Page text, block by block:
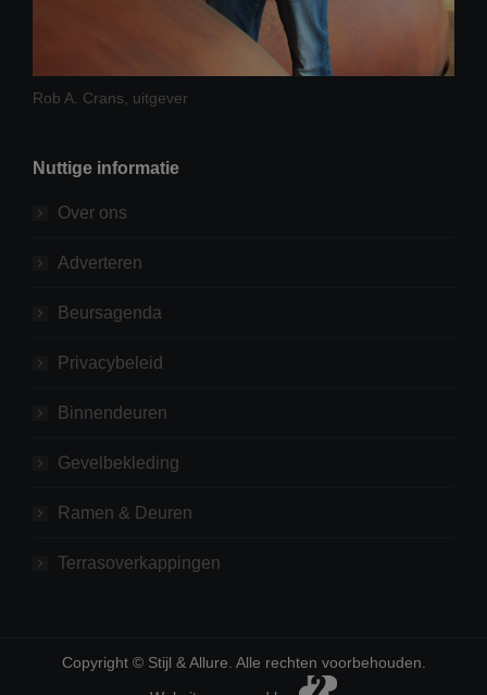
Rob A. Crans, uitgever
Nuttige informatie
Over ons
Adverteren
Beursagenda
Privacybeleid
Binnendeuren
Gevelbekleding
Ramen & Deuren
Terrasoverkappingen
Copyright © Stijl & Allure. Alle rechten voorbehouden.